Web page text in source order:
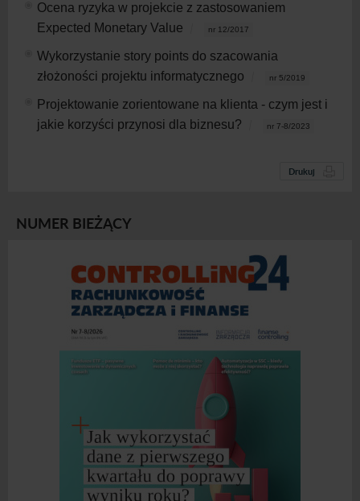
Ocena ryzyka w projekcie z zastosowaniem
Expected Monetary Value
nr 12/2017
Wykorzystanie story points do szacowania
złożoności projektu informatycznego
nr 5/2019
Projektowanie zorientowane na klienta - czym jest i
jakie korzyści przynosi dla biznesu?
nr 7-8/2023
Drukuj
NUMER BIEŻĄCY